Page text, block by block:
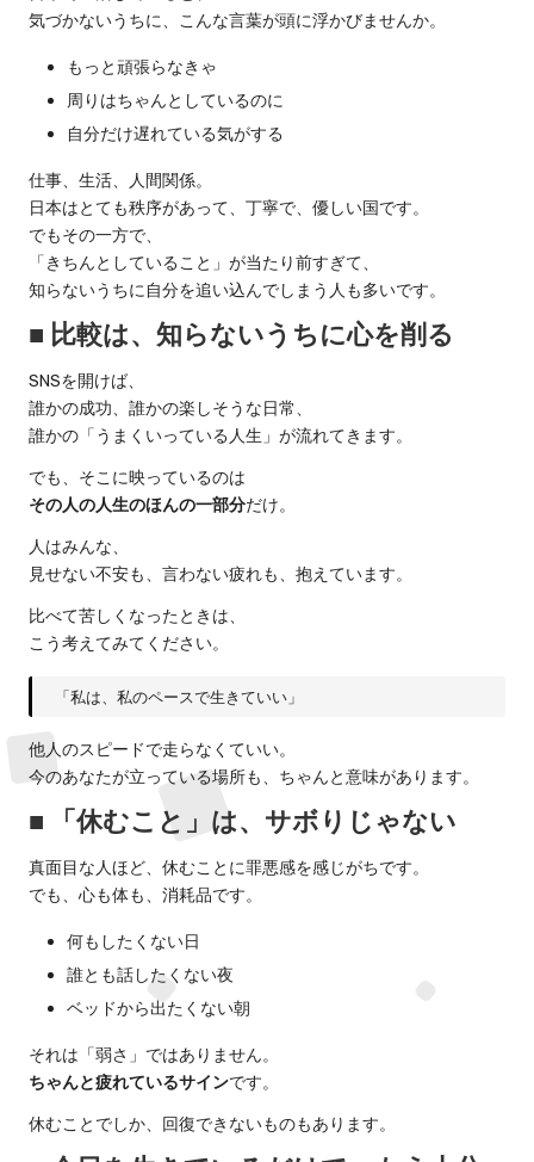
送
・
伴
遊
気づかないうちに、こんな言葉が頭に浮かびませんか。
もっと頑張らなきゃ
周りはちゃんとしているのに
自分だけ遅れている気がする
仕事、生活、人間関係。
日本はとても秩序があって、丁寧で、優しい国です。
でもその一方で、
「きちんとしていること」が当たり前すぎて、
知らないうちに自分を追い込んでしまう人も多いです。
■ 比較は、知らないうちに心を削る
SNSを開けば、
誰かの成功、誰かの楽しそうな日常、
誰かの「うまくいっている人生」が流れてきます。
でも、そこに映っているのは
その人の人生のほんの一部分だけ。
人はみんな、
見せない不安も、言わない疲れも、抱えています。
比べて苦しくなったときは、
こう考えてみてください。
「私は、私のペースで生きていい」
他人のスピードで走らなくていい。
今のあなたが立っている場所も、ちゃんと意味があります。
■ 「休むこと」は、サボりじゃない
真面目な人ほど、休むことに罪悪感を感じがちです。
でも、心も体も、消耗品です。
何もしたくない日
誰とも話したくない夜
ベッドから出たくない朝
それは「弱さ」ではありません。
ちゃんと疲れているサインです。
休むことでしか、回復できないものもあります。